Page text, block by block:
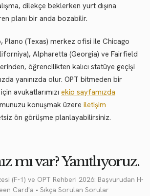
dilekçe beklerken yurt dışına
planı bir anda bozabilir.
Plano (Texas) merkez ofisi ile Chicago
Alpharetta (Georgia) ve Fairfield
öğrencilikten kalıcı statüye geçişi
yanınızda olur. OPT bitmeden bir
avukatlarımızı ekip sayfamızda
konuşmak üzere iletişim
ön görüşme planlayabilirsiniz.
mı var? Yanıtlıyoruz.
(F-1) ve OPT Rehberi 2026: Başvurudan H-
Card'a • Sıkça Sorulan Sorular